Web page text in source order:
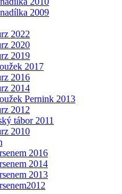
2009
2022
2020
2019
2017
2016
2014
Pernink 2013
2012
tábor 2011
2010
2016
2014
2013